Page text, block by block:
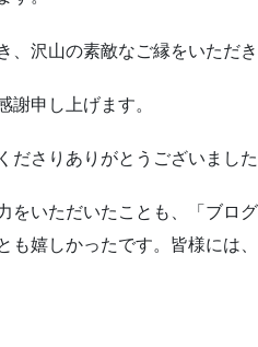
沢山の素敵なご縁をいただき
謝申し上げます。
さりありがとうございました
をいただいたことも、「ブロ
嬉しかったです。皆様には